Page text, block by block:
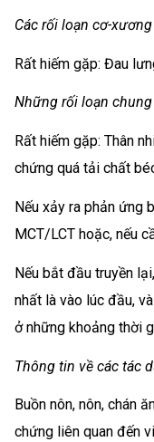
Các rối loạn cơ-
Rất hiếm gặp: Đau
Những rối loạn
Rất hiếm gặp: Thân
chứng quá tải chất
Nếu xảy ra phản ứng
MCT/LCT hoặc, nếu
Nếu bắt đầu truyền
nhất là vào lúc đầu,
ở những khoảng thời
Thông tin về các tác
Buồn nôn, nôn, chán
chứng liên quan đến